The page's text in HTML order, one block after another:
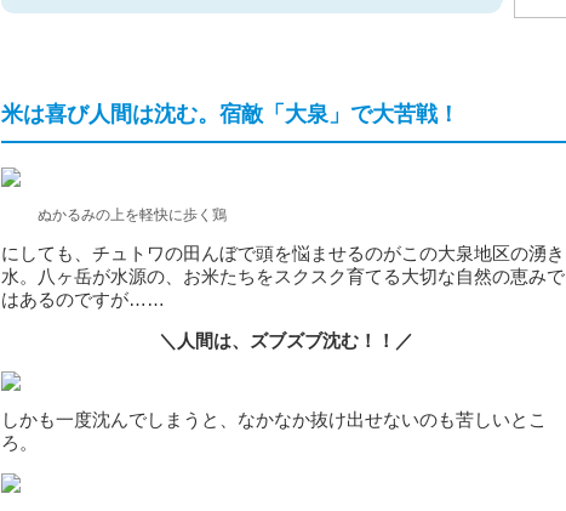
米は喜び人間は沈む。宿敵「大泉」で大苦戦！
ぬかるみの上を軽快に歩く鶏
にしても、チュトワの田んぼで頭を悩ませるのがこの大泉地区の湧き
水。八ヶ岳が水源の、お米たちをスクスク育てる大切な自然の恵みで
はあるのですが……
＼人間は、ズブズブ沈む！！／
しかも一度沈んでしまうと、なかなか抜け出せないのも苦しいとこ
ろ。